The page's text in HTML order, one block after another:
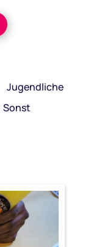
Jugendliche
Sonst